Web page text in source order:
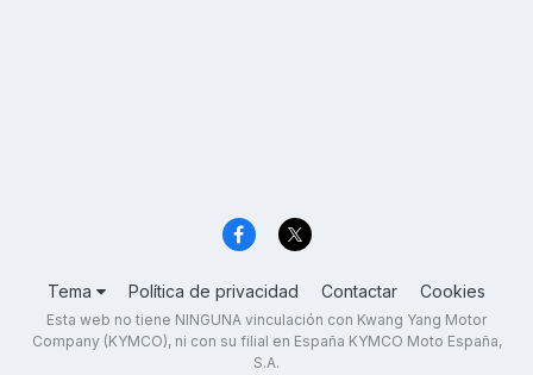
Tema Política de privacidad Contactar Cookies
Esta web no tiene NINGUNA vinculación con Kwang Yang Motor
Company (KYMCO), ni con su filial en España KYMCO Moto España,
S.A.